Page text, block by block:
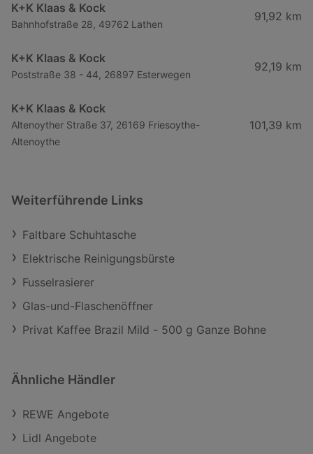
K+K Klaas & Kock
Bahnhofstraße 28, 49762 Lathen
91,92 km
K+K Klaas & Kock
Poststraße 38 - 44, 26897 Esterwegen
92,19 km
K+K Klaas & Kock
Altenoyther Straße 37, 26169 Friesoythe-
Altenoythe
101,39 km
Weiterführende Links
Faltbare Schuhtasche
Elektrische Reinigungsbürste
Fusselrasierer
Glas-und-Flaschenöffner
Privat Kaffee Brazil Mild - 500 g Ganze Bohne
Ähnliche Händler
REWE Angebote
Lidl Angebote